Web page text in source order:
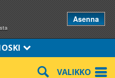
Asenna
VALIKKO